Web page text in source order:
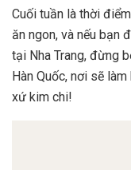
Cuối tuần là thời
ăn ngon, và nếu bạn
tại Nha Trang, đừng
Hàn Quốc, nơi sẽ
xứ kim chi!